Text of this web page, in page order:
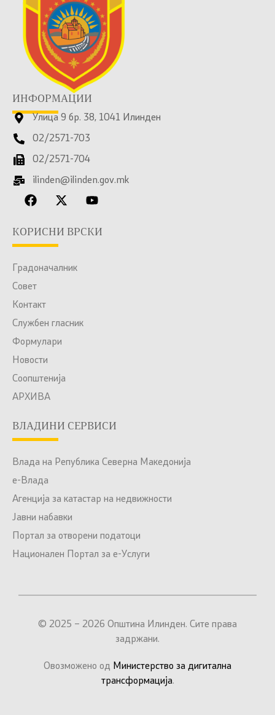
ИНФОРМАЦИИ
Улица 9 бр. 38, 1041 Илинден
02/2571-703
02/2571-704
ilinden@ilinden.gov.mk
КОРИСНИ ВРСКИ
Градоначалник
Совет
Контакт
Службен гласник
Формулари
Новости
Соопштенија
АРХИВА
ВЛАДИНИ СЕРВИСИ
Влада на Република Северна Македонија
е-Влада
Агенција за катастар на недвижности
Јавни набавки
Портал за отворени податоци
Национален Портал за е-Услуги
© 2025 – 2026 Општина Илинден. Сите права
задржани.
Овозможено од Министерство за дигитална
трансформација.